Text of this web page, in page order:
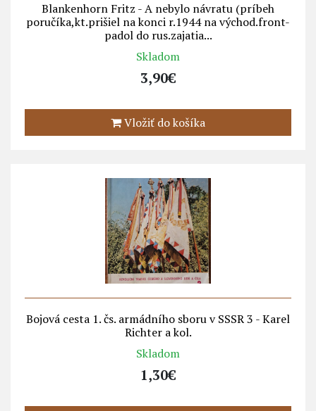
Blankenhorn Fritz - A nebylo návratu (príbeh
poručíka,kt.prišiel na konci r.1944 na východ.front-
padol do rus.zajatia...
Skladom
3,90€
Vložiť do košíka
Bojová cesta 1. čs. armádního sboru v SSSR 3 - Karel
Richter a kol.
Skladom
1,30€